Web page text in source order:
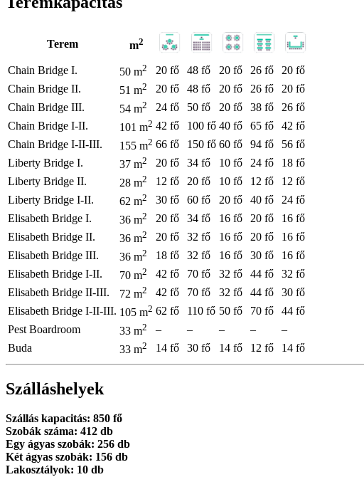
Terem m2
Chain Bridge I. 50 m2 20 fő 48 fő 20 fő 26 fő
20 fő
Chain Bridge II.
51 m2 20 fő 48 fő 20 fő 26 fő
20 fő
Chain Bridge III.
54 m2 24 fő 50 fő 20 fő 38 fő
26 fő
Chain Bridge I-II.
101 m2 42 fő 100 fő 40 fő 65 fő
42 fő
Chain Bridge I-II-III.
155 m2 66 fő 150 fő 60 fő 94 fő
56 fő
Liberty Bridge I.
37 m2 20 fő 34 fő 10 fő 24 fő
18 fő
Liberty Bridge II.
28 m2 12 fő 20 fő 10 fő 12 fő
12 fő
Liberty Bridge I-II.
62 m2 30 fő 60 fő 20 fő 40 fő
24 fő
Elisabeth Bridge I.
36 m2 20 fő 34 fő 16 fő 20 fő
16 fő
Elisabeth Bridge II.
36 m2 20 fő 32 fő 16 fő 20 fő
16 fő
Elisabeth Bridge III.
36 m2 18 fő 32 fő 16 fő 30 fő
16 fő
Elisabeth Bridge I-II.
70 m2 42 fő 70 fő 32 fő 44 fő
32 fő
Elisabeth Bridge II-III.
72 m2 42 fő 70 fő 32 fő 44 fő
30 fő
Elisabeth Bridge I-II-III. 105 m2 62 fő 110 fő 50 fő 70 fő
44 fő
Pest Boardroom
33 m2 – – – –
–
Buda
33 m2 14 fő 30 fő 14 fő 12 fő 14 fő
Szálláshelyek
Szállás kapacitás: 850 fő
Szobák száma: 412 db
Egy ágyas szobák: 256 db
Két ágyas szobák: 156 db
Lakosztályok: 10 db